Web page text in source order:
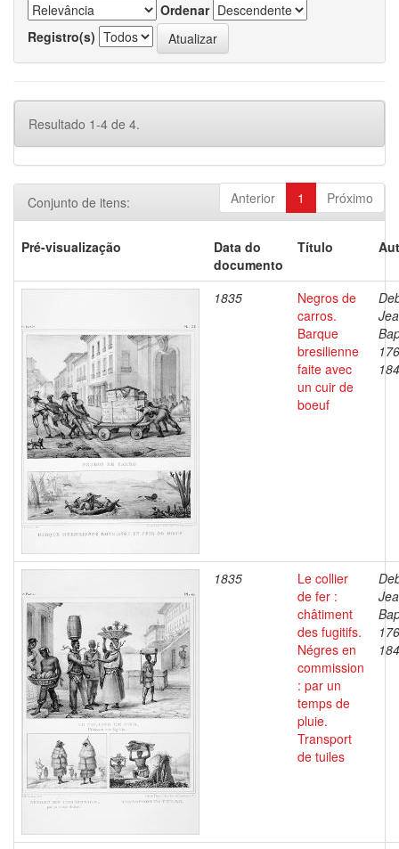
Ordenar
Registro(s)
Resultado 1-4 de 4.
Anterior 1 Próximo
Conjunto de itens:
Pré-visualização
Data do
documento
Título
1835
Negros de
carros.
Barque
bresilienne
faite avec
un cuir de
boeuf
1835
Le collier
de fer :
châtiment
des fugitifs.
Négres en
commission
: par un
temps de
pluie.
Transport
de tuiles